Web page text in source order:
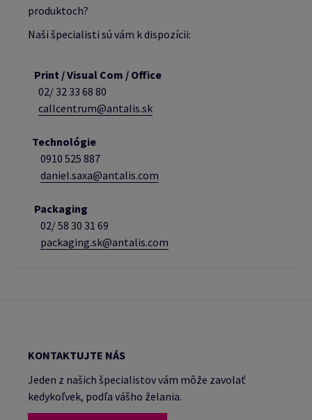
produktoch?
Naši špecialisti sú vám k dispozícii:
Print / Visual Com / Office
02/ 32 33 68 80
callcentrum@antalis.sk
Technológie
0910 525 887
daniel.saxa@antalis.com
Packaging
02/58 30 31 69
packaging.sk@antalis.com
KONTAKTUJTE NÁS
Jeden z našich špecialistov vám môže zavolať
kedykoľvek, podľa vášho želania.